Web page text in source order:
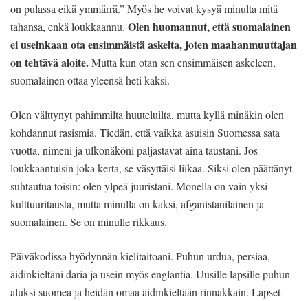
on pulassa eikä ymmärrä.” Myös he voivat kysyä minulta mitä
tahansa, enkä loukkaannu. Olen huomannut, että suomalainen
ei useinkaan ota ensimmäistä askelta, joten maahanmuuttajan
on tehtävä aloite.Mutta kun otan sen ensimmäisen askeleen,
suomalainen ottaa yleensä heti kaksi.
Olen välttynyt pahimmilta huuteluilta, mutta kyllä minäkin olen
kohdannut rasismia. Tiedän, että vaikka asuisin Suomessa sata
vuotta, nimeni ja ulkonäköni paljastavat aina taustani. Jos
loukkaantuisin joka kerta, se väsyttäisi liikaa. Siksi olen päättänyt
suhtautua toisin: olen ylpeä juuristani. Monella on vain yksi
kulttuuritausta, mutta minulla on kaksi, afganistanilainen ja
suomalainen. Se on minulle rikkaus.
Päiväkodissa hyödynnän kielitaitoani. Puhun urdua, persiaa,
äidinkieltäni daria ja usein myös englantia. Uusille lapsille puhun
aluksi suomea ja heidän omaa äidinkieltään rinnakkain. Lapset